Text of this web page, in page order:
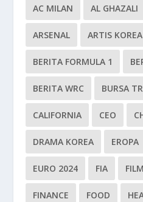
AC MILAN AL GHAZALI
ARSENAL ARTIS KOREA
BERITA FORMULA 1
BERITA WRC BURSA
CALIFORNIA CEO
DRAMA KOREA EROPA
EURO 2024 FIA
FINANCE FOOD